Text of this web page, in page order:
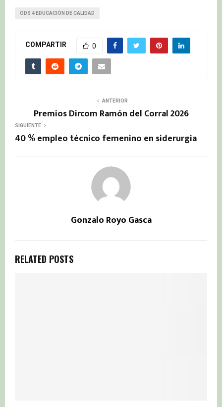
ODS 4 EDUCACIÓN DE CALIDAD
COMPARTIR 0
ANTERIOR
Premios Dircom Ramón del Corral 2026
SIGUIENTE
40 % empleo técnico femenino en siderurgia
Gonzalo Royo Gasca
RELATED POSTS